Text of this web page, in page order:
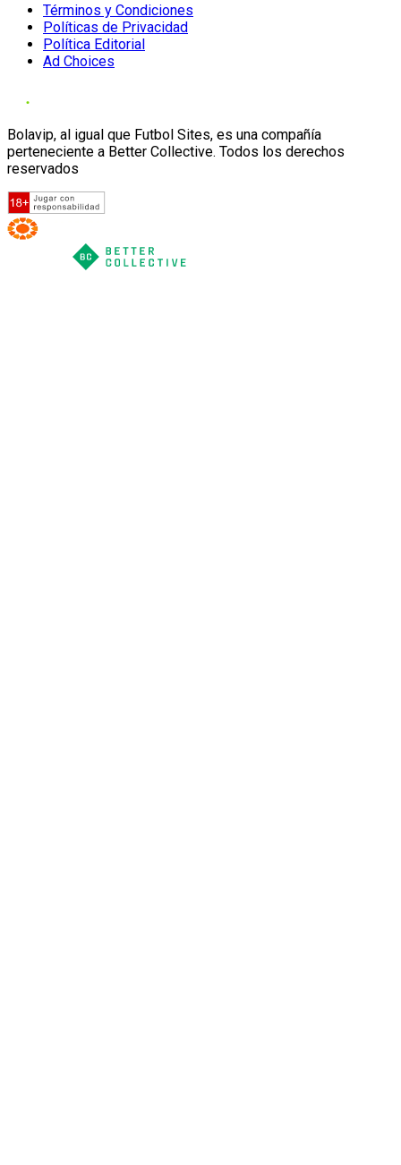
Términos y Condiciones
Políticas de Privacidad
Política Editorial
Ad Choices
Bolavip, al igual que Futbol Sites, es una compañía
perteneciente a Better Collective. Todos los derechos
reservados